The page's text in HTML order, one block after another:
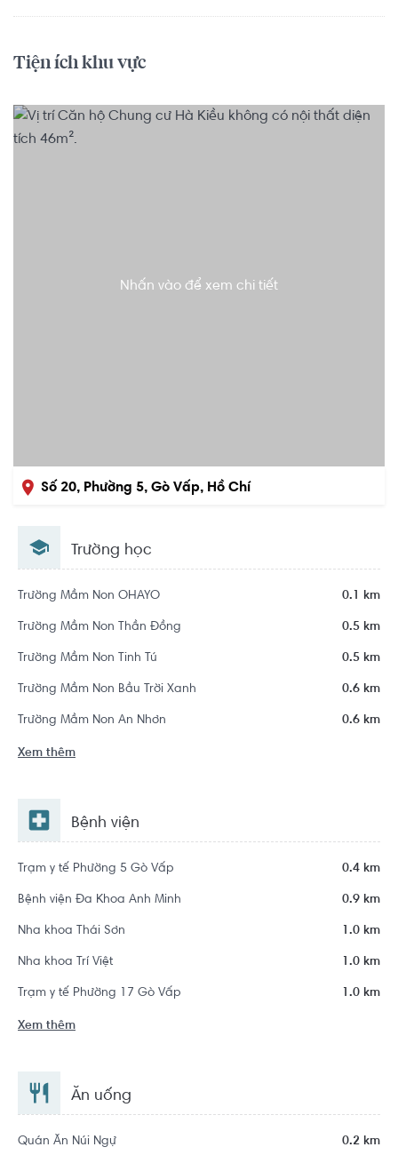
Tiện ích khu vực
Nhấn vào để xem chi tiết
Số 20, Phường 5, Gò Vấp, Hồ Chí
Trường học
Trường Mầm Non OHAYO 0.1 km
Trường Mầm Non Thần Đồng 0.5 km
Trường Mầm Non Tinh Tú 0.5 km
Trường Mầm Non Bầu Trời Xanh 0.6 km
Trường Mầm Non An Nhơn 0.6 km
Xem thêm
Bệnh viện
Trạm y tế Phường 5 Gò Vấp 0.4 km
Bệnh viện Đa Khoa Anh Minh 0.9 km
Nha khoa Thái Sơn 1.0 km
Nha khoa Trí Việt 1.0 km
Trạm y tế Phường 17 Gò Vấp 1.0 km
Xem thêm
Ăn uống
Quán Ăn Núi Ngự 0.2 km